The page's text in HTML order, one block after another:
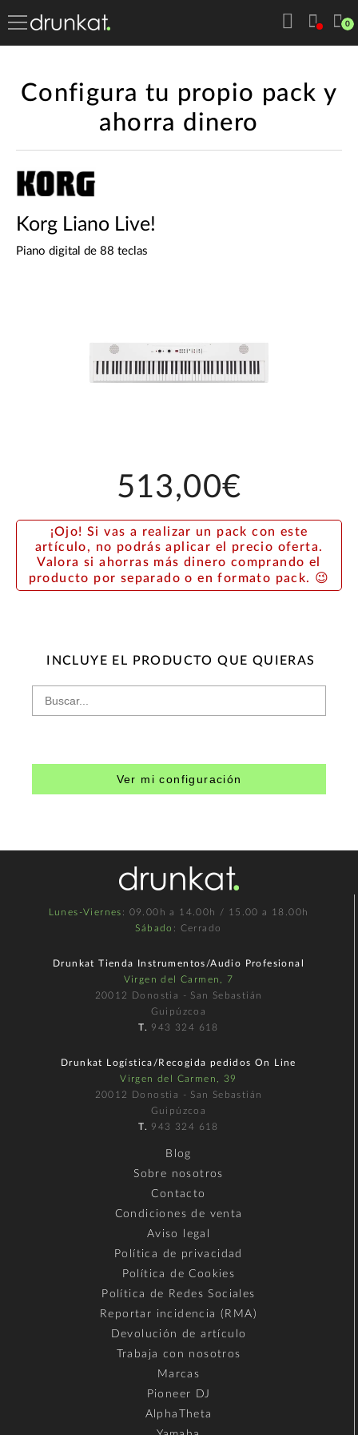
0
Configura tu propio pack y
ahorra dinero
Korg Liano Live!
Piano digital de 88 teclas
513,00€
¡Ojo! Si vas a realizar un pack con este
artículo, no podrás aplicar el precio oferta.
Valora si ahorras más dinero comprando el
producto por separado o en formato pack. 😉
INCLUYE EL PRODUCTO QUE QUIERAS
Ver mi configuración
Lunes-Viernes : 09.00h a 14.00h / 15.00 a 18.00h
Sábado : Cerrado
Drunkat Tienda Instrumentos/Audio Profesional
Virgen del Carmen, 7
20012 Donostia - San Sebastián
Guipúzcoa
T. 943 324 618
Drunkat Logística/Recogida pedidos On Line
Virgen del Carmen, 39
20012 Donostia - San Sebastián
Guipúzcoa
T. 943 324 618
Blog
Sobre nosotros
Contacto
Condiciones de venta
Aviso legal
Política de privacidad
Política de Cookies
Política de Redes Sociales
Reportar incidencia (RMA)
Devolución de artículo
Trabaja con nosotros
Marcas
Pioneer DJ
AlphaTheta